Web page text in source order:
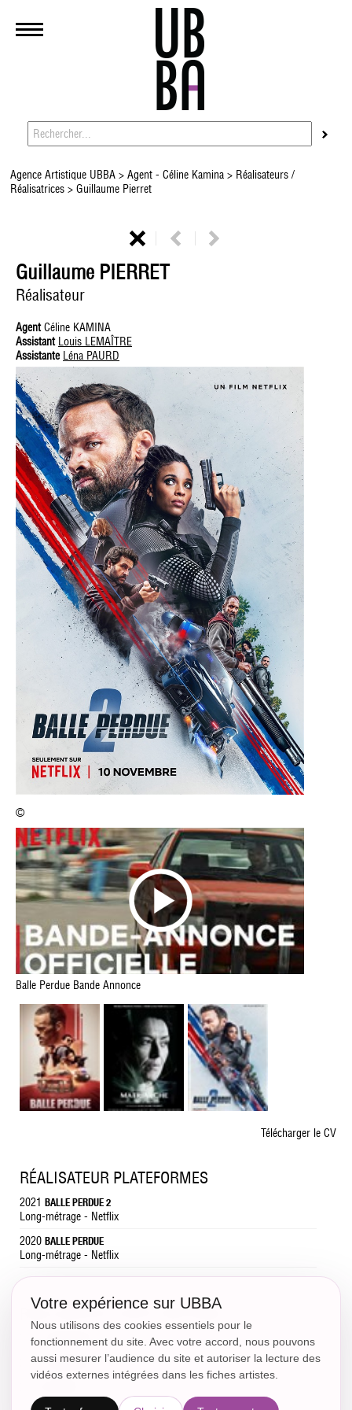
Agence Artistique UBBA>Agent - Céline Kamina > Réalisateurs /
Réalisatrices> Guillaume Pierret
Guillaume PIERRET
Réalisateur
AgentCéline KAMINA
Assistant Louis LEMAÎTRE
Assistante Léna PAURD
©
Balle Perdue Bande Annonce
Télécharger le CV
RÉALISATEUR PLATEFORMES
2021 BALLE PERDUE 2
Long-métrage - Netflix
2020 BALLE PERDUE
Long-métrage - Netflix
RÉALISATEUR COURT MÉTRAGE
2012MATRIARCHE
2009SURRENDER
Votre expérience sur UBBA
Nous utilisons des cookies essentiels pour le
fonctionnement du site. Avec votre accord, nous pouvons
aussi mesurer l’audience du site et autoriser la lecture des
vidéos externes intégrées dans les fiches artistes.